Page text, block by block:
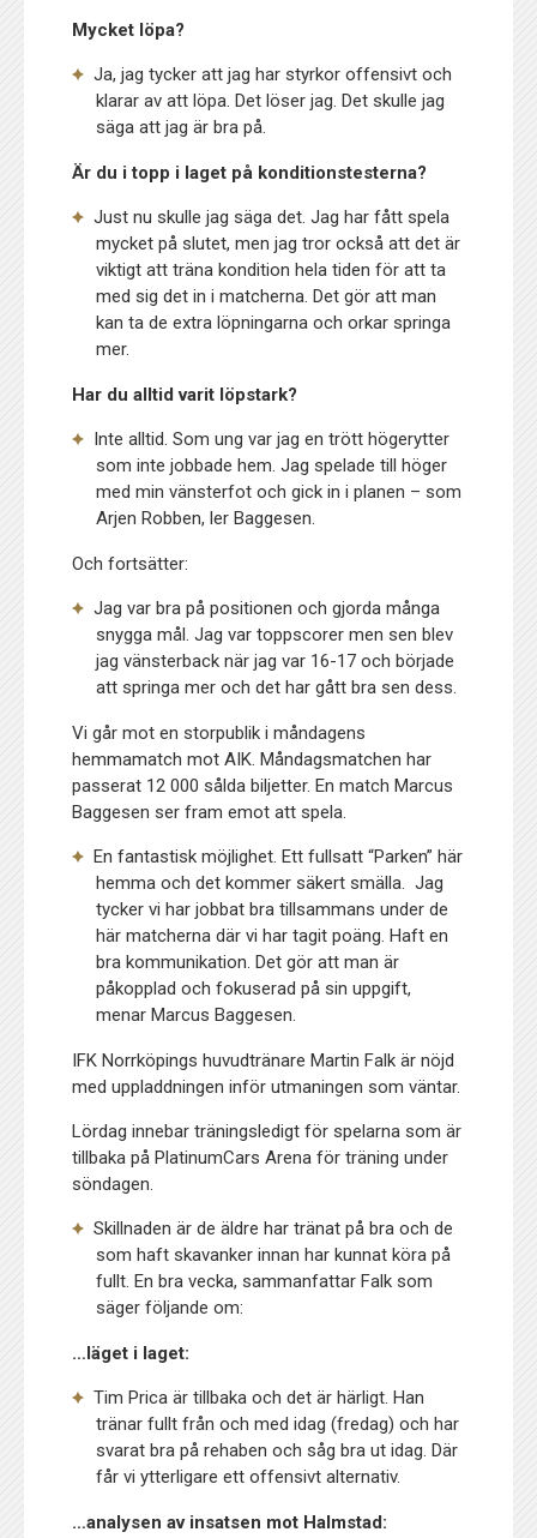
Mycket löpa?
Ja, jag tycker att jag har styrkor offensivt och
klarar av att löpa. Det löser jag. Det skulle jag
säga att jag är bra på.
Är du i topp i laget på konditionstesterna?
Just nu skulle jag säga det. Jag har fått spela
mycket på slutet, men jag tror också att det är
viktigt att träna kondition hela tiden för att ta
med sig det in i matcherna. Det gör att man
kan ta de extra löpningarna och orkar springa
mer.
Har du alltid varit löpstark?
Inte alltid. Som ung var jag en trött högerytter
som inte jobbade hem. Jag spelade till höger
med min vänsterfot och gick in i planen – som
Arjen Robben, ler Baggesen.
Och fortsätter:
Jag var bra på positionen och gjorda många
snygga mål. Jag var toppscorer men sen blev
jag vänsterback när jag var 16-17 och började
att springa mer och det har gått bra sen dess.
Vi går mot en storpublik i måndagens
hemmamatch mot AIK. Måndagsmatchen har
passerat 12 000 sålda biljetter. En match Marcus
Baggesen ser fram emot att spela.
En fantastisk möjlighet. Ett fullsatt “Parken” här
hemma och det kommer säkert smälla. Jag
tycker vi har jobbat bra tillsammans under de
här matcherna där vi har tagit poäng. Haft en
bra kommunikation. Det gör att man är
påkopplad och fokuserad på sin uppgift,
menar Marcus Baggesen.
IFK Norrköpings huvudtränare Martin Falk är nöjd
med uppladdningen inför utmaningen som väntar.
Lördag innebar träningsledigt för spelarna som är
tillbaka på PlatinumCars Arena för träning under
söndagen.
Skillnaden är de äldre har tränat på bra och de
som haft skavanker innan har kunnat köra på
fullt. En bra vecka, sammanfattar Falk som
säger följande om:
…läget i laget:
Tim Prica är tillbaka och det är härligt. Han
tränar fullt från och med idag (fredag) och har
svarat bra på rehaben och såg bra ut idag. Där
får vi ytterligare ett offensivt alternativ.
…analysen av insatsen mot Halmstad: